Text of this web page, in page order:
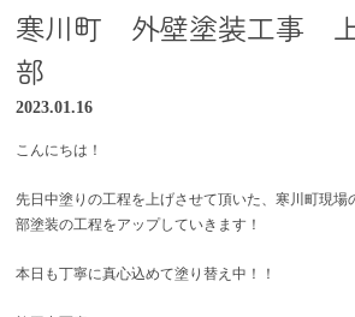
寒川町 外壁塗装工事
部
2023.01.16
こんにちは！
先日中塗りの工程を上げさせて頂いた、寒川町現場
部塗装の工程をアップしていきます！
本日も丁寧に真心込めて塗り替え中！！